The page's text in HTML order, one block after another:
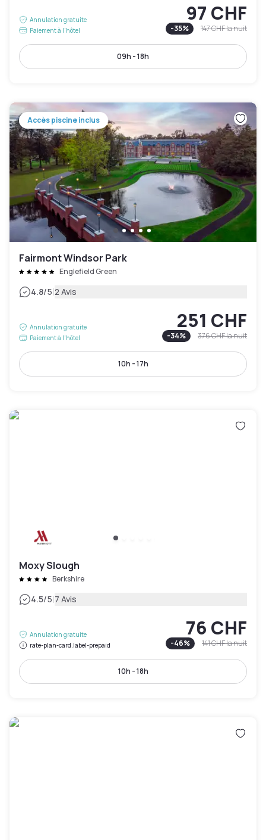
Annulation gratuite
Paiement à l'hôtel
97 CHF
-35% 147 CHFla nuit
09h - 18h
Accès piscine inclus
Fairmont Windsor Park
Englefield Green
4.8/5|2 Avis
Annulation gratuite
Paiement à l'hôtel
251 CHF
-34% 376 CHFla nuit
10h - 17h
Moxy Slough
Berkshire
4.5/5|7 Avis
Annulation gratuite
rate-plan-card.label-prepaid
76 CHF
-46% 141 CHFla nuit
10h - 18h